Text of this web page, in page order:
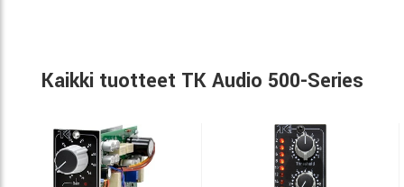
Kaikki tuotteet TK Audio 500-Series